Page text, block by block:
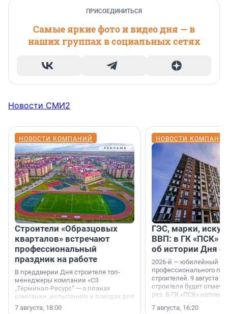
ПРИСОЕДИНИТЬСЯ
Самые яркие фото и видео дня — в
наших группах в социальных сетях
Новости СМИ2
НОВОСТИ КОМПАНИЙ
Строители «Образцовых
кварталов» встречают
профессиональный
праздник на работе
В преддверии Дня строителя топ-
менеджеры компании «СЗ
„Терминал-Ресурс“ — о планах
компании, испытаниях и поводах для
осторожного оптимизма.
7 августа, 18:00
НОВОСТИ
ГЭС, марки,
ВВП: в ГК «ПСК»
об истории Дня
2026-й — юбилейный
профессионального
строителей. 9 августа
строителя будет
раз. В ГК «ПСК»
поменялась роль
7 августа, 16:20